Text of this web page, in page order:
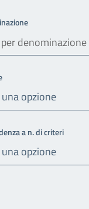
una opzione
a n. di criteri
una opzione